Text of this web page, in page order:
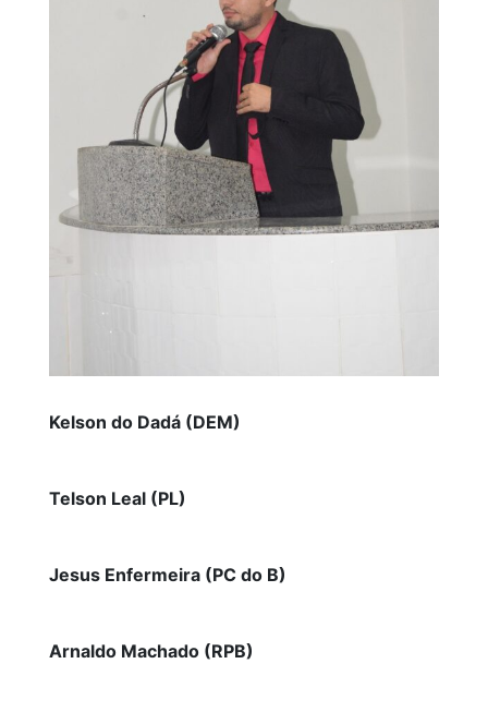
Kelson do Dadá (DEM)
Telson Leal (PL)
Jesus Enfermeira (PC do B)
Arnaldo Machado (RPB)